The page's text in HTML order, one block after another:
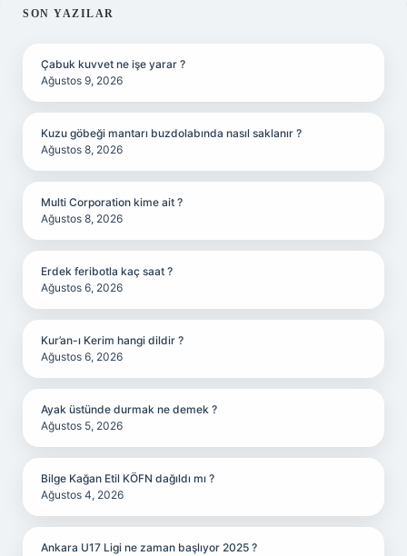
SIDEBAR
SON YAZILAR
Çabuk kuvvet ne işe yarar ?
Ağustos 9, 2026
Kuzu göbeği mantarı buzdolabında nasıl saklanır ?
Ağustos 8, 2026
Multi Corporation kime ait ?
Ağustos 8, 2026
Erdek feribotla kaç saat ?
Ağustos 6, 2026
Kur’an-ı Kerim hangi dildir ?
Ağustos 6, 2026
Ayak üstünde durmak ne demek ?
Ağustos 5, 2026
Bilge Kağan Etil KÖFN dağıldı mı ?
Ağustos 4, 2026
Ankara U17 Ligi ne zaman başlıyor 2025 ?